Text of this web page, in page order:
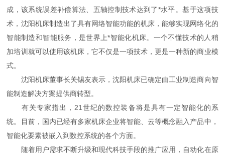
成，该系统误差补偿算法、五轴控制技术达到了*水平。基于这项技
术，沈阳机床制造出了具有网络智能功能的机床，能够实现网络化的
智能制造和智能服务，是世界上*智能化机床。一个不懂技术的人稍
加培训就可以使用该机床，它不仅是一项技术，更是一种新的商业模
式。
沈阳机床董事长关锡友表示，沈阳机床已确定由工业制造商向智
能制造解决方案提供商转型。
有关专家指出，21世纪的数控装备将是具有一定智能化的系
统。目前，国内已经有多家机床企业将智能、云等概念融入产品中，
智能化要素被嵌入到数控系统的各个方面。
随着用户需求不断升级和现代科技手段的推广应用，自动化在原